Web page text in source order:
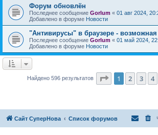
Форум обновлён
Последнее сообщение Gorlum « 01 авг 2024,
Добавлено в форуме Новости
"Антивирусы" в браузере -
Последнее сообщение Gorlum « 01 май 2024,
Добавлено в форуме Новости
Найдено 596 результатов Страница из
1 2 3 4
Сайт СуперНова Список форумов